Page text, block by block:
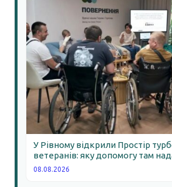
У Рівному відкрили Простір
ветеранів: яку допомогу там
08.08.2026